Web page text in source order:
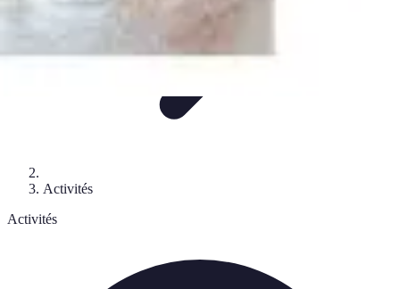
Activités
Activités